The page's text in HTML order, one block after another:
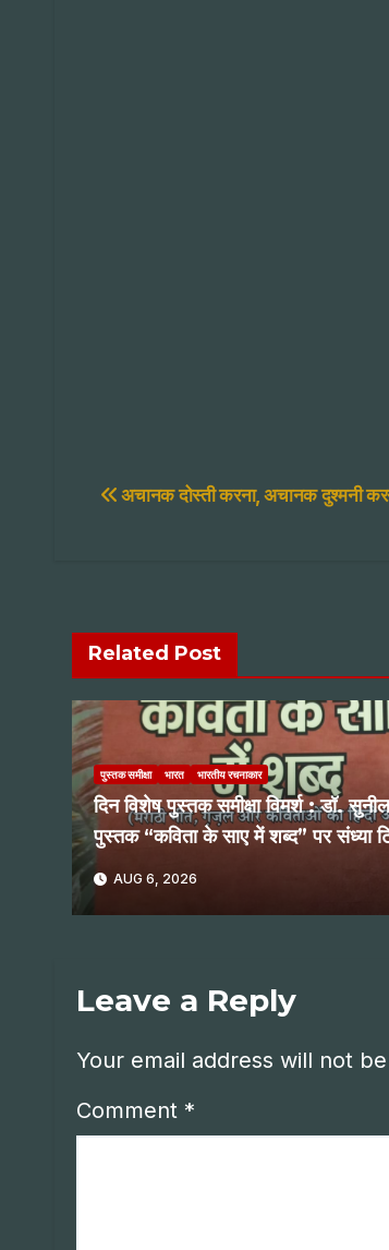
Post
अचानक दोस्ती करना, अचानक दुश्मनी
Related Post
पुस्तक समीक्षा भारत भारतीय रचनाकार
दिन विशेष पुस्तक समीक्षा विमर्श : डॉ.
पुस्तक “कविता के साए में शब्द” पर संध्या
समीक्षात्मक दृष्टि
AUG 6, 2026
Leave a Reply
Your email address will not
Comment *